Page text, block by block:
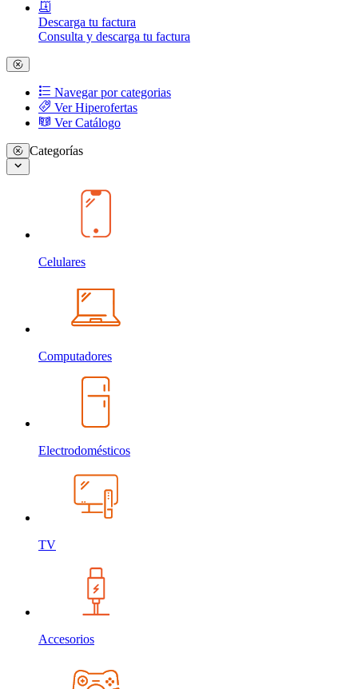
Descarga tu factura
Consulta y descarga tu factura
Navegar por categorias
Ver Hiperofertas
Ver Catálogo
Categorías
Celulares
Computadores
Electrodomésticos
TV
Accesorios